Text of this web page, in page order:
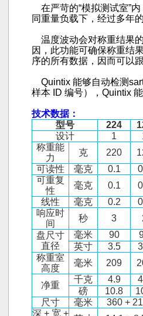
在严苛的“模拟测试室”内
同重量负载下，经过多年
温度波动会对称重结果
因，此功能可确保称重结
序的所有数据，因而可以
Quintix 能够自动检测
样本 ID 编号）， Quintix
技术数据：
型号
224
设计
1
称重能
力
克 220
可读性
毫克 0.1
可重复
性
毫克 0.1
线性
毫克 0.2
响应时
间
秒 3
盘尺寸
直径
毫米 90
英寸
3.5
称重室
高度
毫米 209
净重
千克 4.9
磅
10.8
尺寸
毫米
360 +
深 + 宽 +